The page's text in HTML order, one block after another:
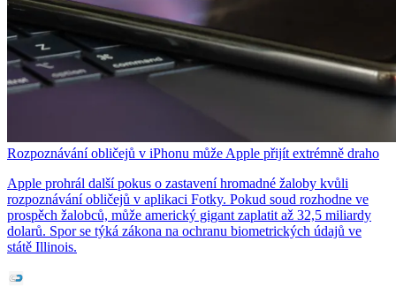
Rozpoznávání obličejů v iPhonu může Apple přijít extrémně draho
Apple prohrál další pokus o zastavení hromadné žaloby kvůli
rozpoznávání obličejů v aplikaci Fotky. Pokud soud rozhodne ve
prospěch žalobců, může americký gigant zaplatit až 32,5 miliardy
dolarů. Spor se týká zákona na ochranu biometrických údajů ve
státě Illinois.